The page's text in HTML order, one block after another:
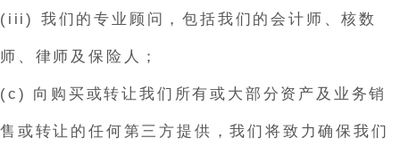
(iii) 我们的专业顾问，包括我们的会计师、核数
师、律师及保险人；
(c) 向购买或转让我们所有或大部分资产及业务销
售或转让的任何第三方提供，我们将致力确保我们